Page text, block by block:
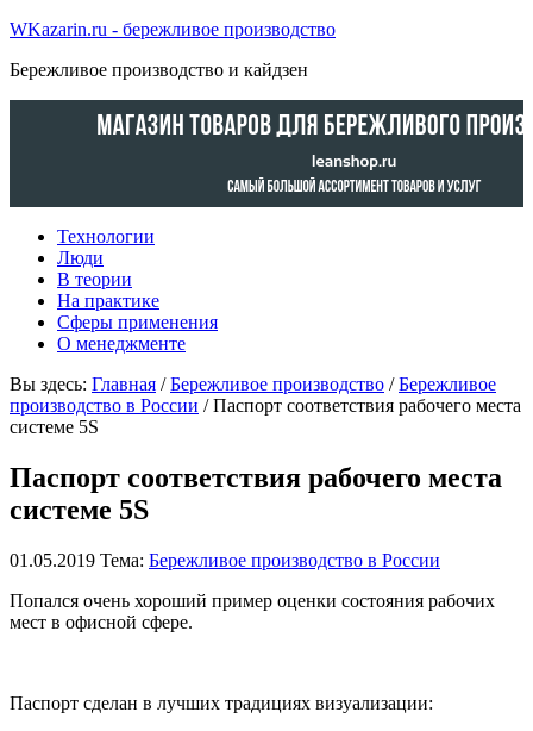
WKazarin.ru - бережливое производство
Бережливое производство и кайдзен
Технологии
Люди
В теории
На практике
Сферы применения
О менеджменте
Вы здесь: Главная /Бережливое производство /Бережливое
производство в России / Паспорт соответствия рабочего места
системе 5S
Паспорт соответствия рабочего места
системе 5S
01.05.2019 Тема: Бережливое производство в России
Попался очень хороший пример оценки состояния рабочих
мест в офисной сфере.
Паспорт сделан в лучших традициях визуализации: